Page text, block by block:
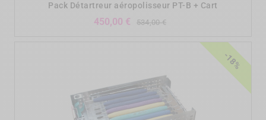
Pack Détartreur aéropolisseur PT-B + Cart
450,00 € 534,00 €
-18%